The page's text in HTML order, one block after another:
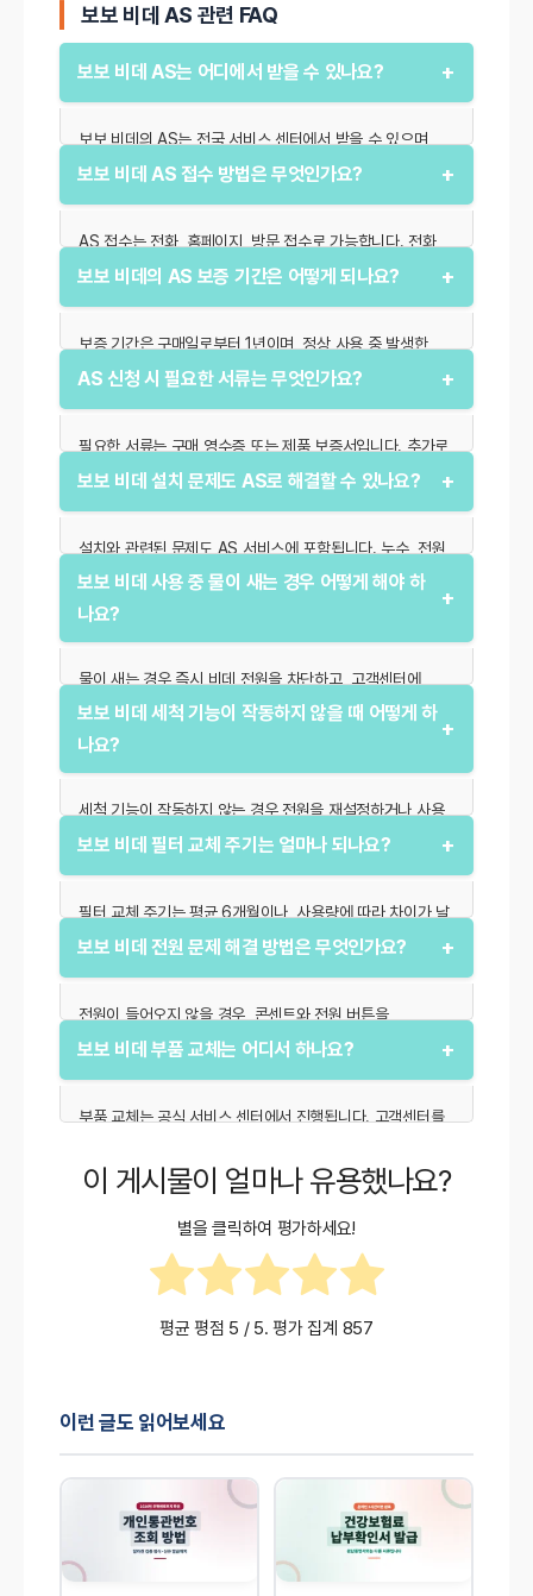
보보 비데 AS 관련 FAQ
보보 비데 AS는 어디에서 받을 수 있나요? +
보보 비데의 AS는 전국 서비스 센터에서 받을 수 있으며,
공식 홈페이지에서 가까운 센터를 확인할 수 있습니다.
보보 비데 AS 접수 방법은 무엇인가요? +
AS 접수는 전화, 홈페이지, 방문 접수로 가능합니다. 전화
접수 시 상담원이 증상 확인 후 적합한 조치를 안내하며,
보보 비데의 AS 보증 기간은 어떻게 되나요? +
보증 기간은 구매일로부터 1년이며, 정상 사용 중 발생한
고장은 무상으로 처리됩니다. 단, 고객 과실로 인한 문제는
AS 신청 시 필요한 서류는 무엇인가요? +
필요한 서류는 구매 영수증 또는 제품 보증서입니다. 추가로
AS 신청서를 작성해야 하며, 택배 접수 시 안전한 포장이
보보 비데 설치 문제도 AS로 해결할 수 있나요? +
설치와 관련된 문제도 AS 서비스에 포함됩니다. 누수, 전원
연결 오류 등 설치 문제는 전문가 방문으로 해결 가능합니다.
보보 비데 사용 중 물이 새는 경우 어떻게 해야 하
나요?
+
물이 새는 경우 즉시 비데 전원을 차단하고, 고객센터에
연락하여 상담을 받으세요. 간단한 조치는 전화 상담으로
보보 비데 세척 기능이 작동하지 않을 때 어떻게 하
나요?
+
세척 기능이 작동하지 않는 경우 전원을 재설정하거나 사용
설명서의 문제 해결 단계를 확인하세요. 여전히 문제가
보보 비데 필터 교체 주기는 얼마나 되나요? +
필터 교체 주기는 평균 6개월이나, 사용량에 따라 차이가 날
수 있습니다. 필터 교체 시기는 제품의 알림 기능으로
보보 비데 전원 문제 해결 방법은 무엇인가요? +
전원이 들어오지 않을 경우, 콘센트와 전원 버튼을
확인하세요. 연결이 정상임에도 작동하지 않는다면 내부
보보 비데 부품 교체는 어디서 하나요? +
부품 교체는 공식 서비스 센터에서 진행됩니다. 고객센터를
부품을 교체해 줄 수 있습니다.
이 게시물이 얼마나 유용했나요?
별을 클릭하여 평가하세요!
평균 평점 5 / 5. 평가 집계 857
이런 글도 읽어보세요